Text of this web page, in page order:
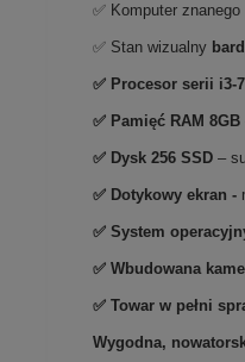
✅ Komputer
✅ Stan wizualny
✅ Procesor serii i3-
✅ Pamięć RAM 8GB
✅ Dysk 256 SSD –
✅ Dotykowy ekran -
✅System
✅Wbudowana
✅ Towar w pełni
Wygodna,